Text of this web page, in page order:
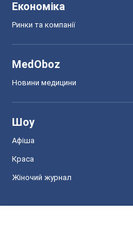
Економіка
Ринки та компанії
MedOboz
Новини медицини
Шоу
Афіша
Краса
Жіночий журнал